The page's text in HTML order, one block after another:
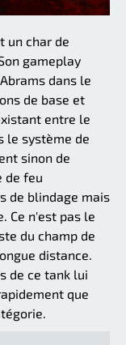
un char de
gameplay
dans le
de base et
entre le
le système de
sinon de
de feu
de blindage mais
Ce n'est pas le
du champ de
distance.
de ce tank lui
que